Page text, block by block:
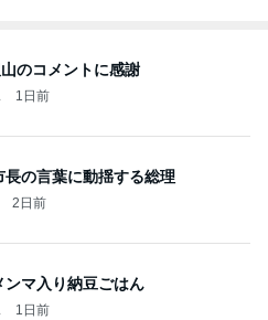
のコメントに感謝
1日前
長の言葉に動揺する総理
2日前
ンマ入り納豆ごはん
1日前